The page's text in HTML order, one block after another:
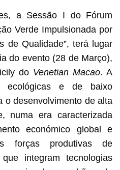
a Sessão I do Fórum
Verde Impulsionada por
de Qualidade”, terá lugar
do evento (28 de Março),
do Venetian Macao. A
ecológicas e de baixo
o desenvolvimento de alta
numa era caracterizada
económico global e
forças produtivas de
integram tecnologias